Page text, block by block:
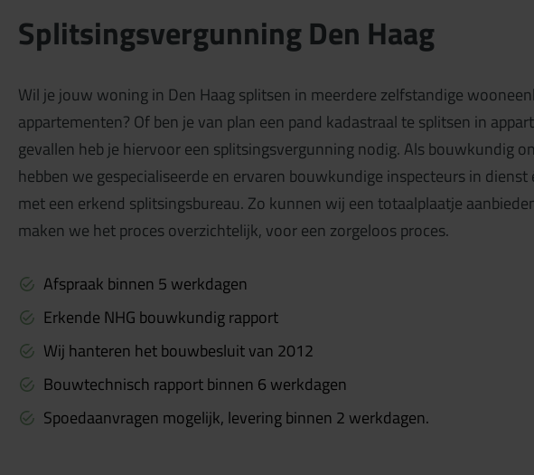
Splitsingsvergunning Den Haag
Wil je jouw woning in Den Haag splitsen in meerdere zelfstandige
appartementen? Of ben je van plan een pand kadastraal te splitsen in
gevallen heb je hiervoor een splitsingsvergunning nodig. Als bouwkundig
hebben we gespecialiseerde en ervaren bouwkundige inspecteurs in
met een erkend splitsingsbureau. Zo kunnen wij een totaalplaatje
maken we het proces overzichtelijk, voor een zorgeloos proces.
Afspraak binnen 5 werkdagen
Erkende NHG bouwkundig rapport
Wij hanteren het bouwbesluit van 2012
Bouwtechnisch rapport binnen 6 werkdagen
Spoedaanvragen mogelijk, levering binnen 2 werkdagen.